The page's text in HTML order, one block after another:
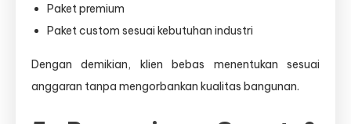
Paket premium
Paket custom sesuai kebutuhan industri
Dengan demikian, klien bebas menentukan sesuai
anggaran tanpa mengorbankan kualitas bangunan.